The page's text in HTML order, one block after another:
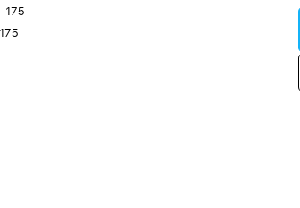
175
175